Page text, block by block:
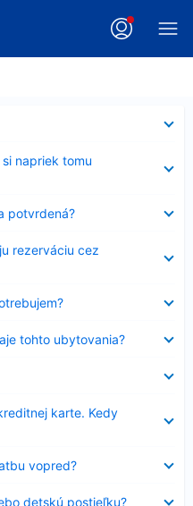
napriek tomu
potvrdená?
rezerváciu cez
tohto ubytovania?
karte. Kedy
vopred?
detskú postieľku?